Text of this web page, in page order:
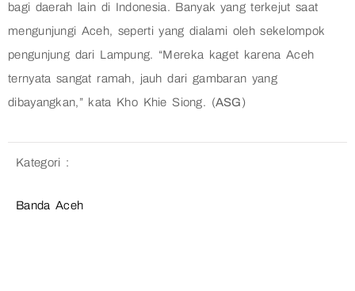
bagi daerah lain di Indonesia. Banyak yang terkejut saat
mengunjungi Aceh, seperti yang dialami oleh sekelompok
pengunjung dari Lampung. “Mereka kaget karena Aceh
ternyata sangat ramah, jauh dari gambaran yang
dibayangkan,” kata Kho Khie Siong. (ASG)
Kategori :
Banda Aceh